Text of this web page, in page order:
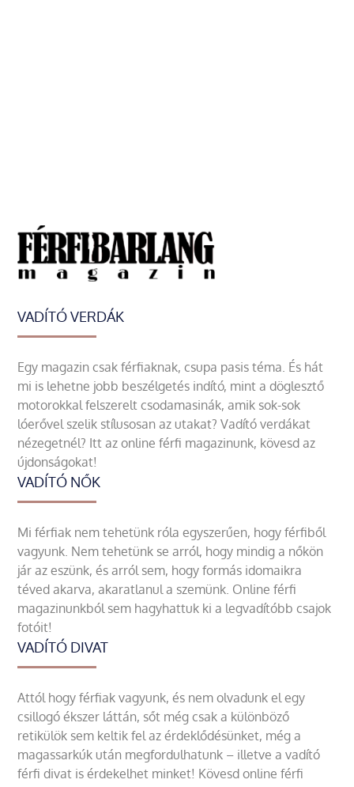
VADÍTÓ VERDÁK
Egy magazin csak férfiaknak, csupa pasis téma. És hát
mi is lehetne jobb beszélgetés indító, mint a döglesztő
motorokkal felszerelt csodamasinák, amik sok-sok
lóerővel szelik stílusosan az utakat? Vadító verdákat
nézegetnél? Itt az online férfi magazinunk, kövesd az
újdonságokat!
VADÍTÓ NŐK
Mi férfiak nem tehetünk róla egyszerűen, hogy férfiből
vagyunk. Nem tehetünk se arról, hogy mindig a nőkön
jár az eszünk, és arról sem, hogy formás idomaikra
téved akarva, akaratlanul a szemünk. Online férfi
magazinunkból sem hagyhattuk ki a legvadítóbb csajok
fotóit!
VADÍTÓ DIVAT
Attól hogy férfiak vagyunk, és nem olvadunk el egy
csillogó ékszer láttán, sőt még csak a különböző
retikülök sem keltik fel az érdeklődésünket, még a
magassarkúk után megfordulhatunk – illetve a vadító
férfi divat is érdekelhet minket! Kövesd online férfi